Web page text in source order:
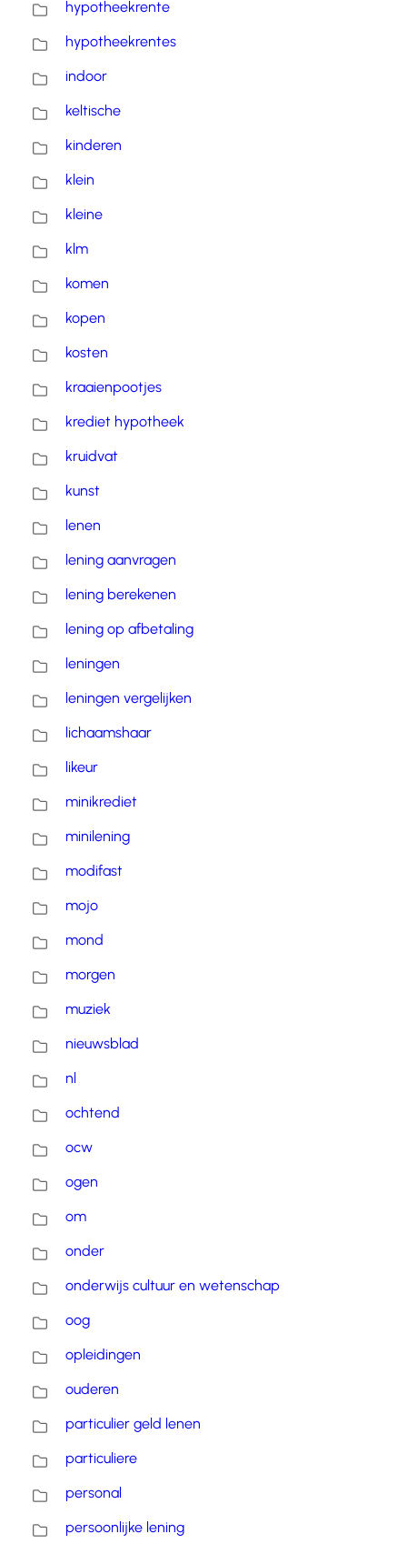
hypotheekrente
hypotheekrentes
indoor
keltische
kinderen
klein
kleine
klm
komen
kopen
kosten
kraaienpootjes
krediet hypotheek
kruidvat
kunst
lenen
lening aanvragen
lening berekenen
lening op afbetaling
leningen
leningen vergelijken
lichaamshaar
likeur
minikrediet
minilening
modifast
mojo
mond
morgen
muziek
nieuwsblad
nl
ochtend
ocw
ogen
om
onder
onderwijs cultuur en wetenschap
oog
opleidingen
ouderen
particulier geld lenen
particuliere
personal
persoonlijke lening